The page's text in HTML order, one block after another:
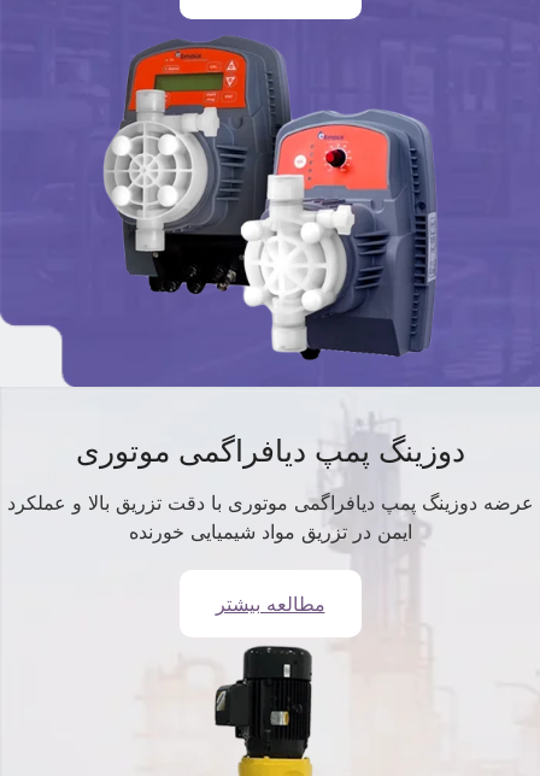
دوزینگ پمپ دیافراگمی موتوری
عرضه دوزینگ پمپ دیافراگمی موتوری با دقت تزریق بالا و عملکرد
ایمن در تزریق مواد شیمیایی خورنده
مطالعه بیشتر